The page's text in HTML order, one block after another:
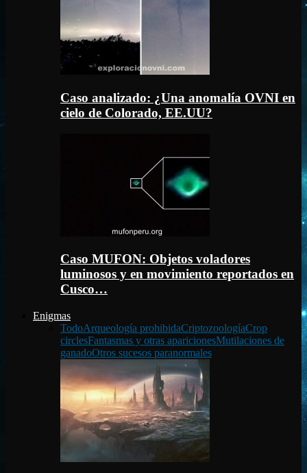
Caso analizado: ¿Una anomalía OVNI en
cielo de Colorado, EE.UU?
Caso MUFON: Objetos voladores
luminosos y en movimiento reportados en
Cusco…
Enigmas
TodoArqueología prohibidaCriptozoologíaCrop
circlesFantasmas y otras aparicionesMutilaciones de
ganadoOtros sucesos paranormales